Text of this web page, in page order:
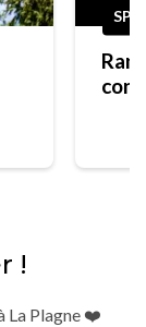
!
La Plagne ❤️